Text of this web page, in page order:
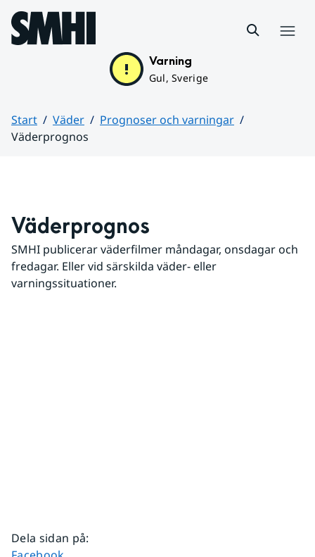
Hoppa till sidans innehåll
Varning
Gul, Sverige
Start Väder
Prognoser och varningar
Väderprognos
Väderprognos
SMHI publicerar väderfilmer måndagar, onsdagar och
fredagar. Eller vid särskilda väder- eller
varningssituationer.
Dela sidan på: